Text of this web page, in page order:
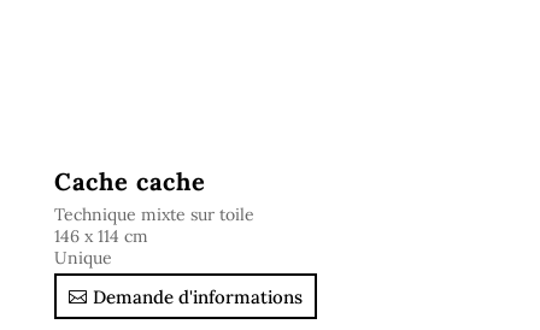
Cache cache
Technique mixte sur toile
146 x 114 cm
Unique
Demande d'informations